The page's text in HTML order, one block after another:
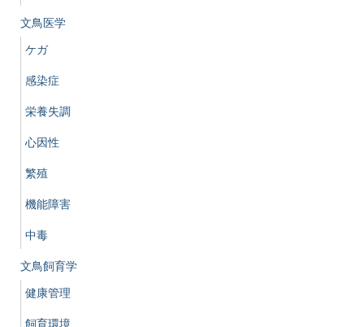
文鳥医学
ケガ
感染症
栄養失調
心因性
繁殖
機能障害
中毒
文鳥飼育学
健康管理
飼育環境